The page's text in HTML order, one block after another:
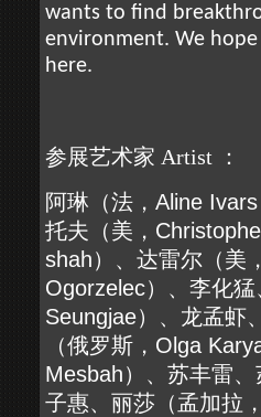
wants to find
environment. We
here.
参展艺术家 Artist ：
阿琳（法， Aline Ivars
托夫（美，
shah）、达雷尔（美
Ogorzelec）、李化
Seungjae）、龙孟虾
（俄罗斯， Olga
Mesbah） 、苏丰雷
子惠、丽莎（孟加拉